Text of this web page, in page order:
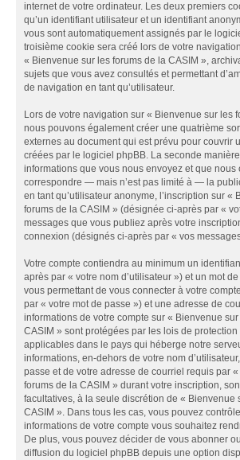
internet de votre ordinateur. Les deux premiers
qu’un identifiant utilisateur et un identifiant
vous sont automatiquement assignés par le
troisième cookie sera créé lors de votre
« Bienvenue sur les forums de la CASIM »,
sujets que vous avez consultés et permettant
de navigation en tant qu’utilisateur.
Lors de votre navigation sur « Bienvenue sur les
nous pouvons également créer une quatrième
externes au document qui est prévu pour couvrir
créées par le logiciel phpBB. La seconde
informations que vous nous envoyez et que nous
correspondre — mais n’est pas limité à — la
en tant qu’utilisateur anonyme, l’inscription sur «
forums de la CASIM » (désignée ci-après par «
messages que vous publiez après votre
connexion (désignés ci-après par « vos
Votre compte contiendra au minimum un
après par « votre nom d’utilisateur ») et un mot
vous permettant de vous connecter à votre
par « votre mot de passe ») et une adresse de
informations de votre compte sur « Bienvenue
CASIM » sont protégées par les lois de
applicables dans le pays qui héberge notre
informations, en-dehors de votre nom
passe et de votre adresse de courriel requis par
forums de la CASIM » durant votre inscription,
facultatives, à la seule discrétion de « Bienvenue
CASIM ». Dans tous les cas, vous pouvez
informations de votre compte vous souhaitez
De plus, vous pouvez décider de vous abonner
diffusion du logiciel phpBB depuis une option